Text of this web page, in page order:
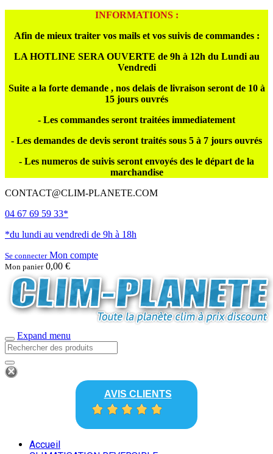
INFORMATIONS :
Afin de mieux traiter vos mails et vos suivis de commandes :
LA HOTLINE SERA OUVERTE de 9h à 12h du Lundi au
Vendredi
Suite a la forte demande , nos delais de livraison seront de 10 à
15 jours ouvrés
- Les commandes seront traitées immediatement
- Les demandes de devis seront traités sous 5 à 7 jours ouvrés
- Les numeros de suivis seront envoyés des le départ de la
marchandise
CONTACT@CLIM-PLANETE.COM
04 67 69 59 33*
*du lundi au vendredi de 9h à 18h
Se connecterMon compte
Mon panier 0,00 €
Expand menu
AVIS CLIENTS
Accueil